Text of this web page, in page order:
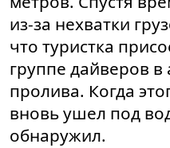
из-за нехватки
что туристка
группе дайверов в
пролива. Когда
вновь ушел под
обнаружил.